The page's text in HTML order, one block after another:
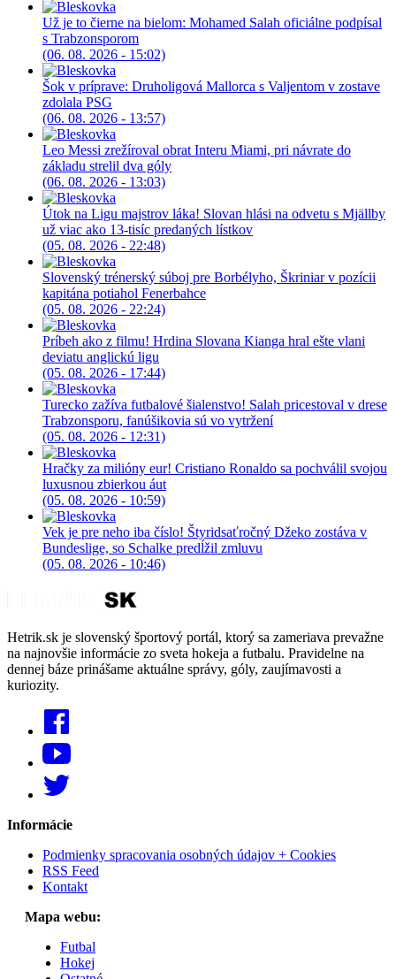
Už je to čierne na bielom: Mohamed Salah oficiálne podpísal
s Trabzonsporom
(06. 08. 2026 - 15:02)
Šok v príprave: Druholigová Mallorca s Valjentom v zostave
zdolala PSG
(06. 08. 2026 - 13:57)
Leo Messi zrežíroval obrat Interu Miami, pri návrate do
základu strelil dva góly
(06. 08. 2026 - 13:03)
Útok na Ligu majstrov láka! Slovan hlási na odvetu s Mjällby
už viac ako 13-tisíc predaných lístkov
(05. 08. 2026 - 22:48)
Slovenský trénerský súboj pre Borbélyho, Škriniar v pozícii
kapitána potiahol Fenerbahce
(05. 08. 2026 - 22:24)
Príbeh ako z filmu! Hrdina Slovana Kianga hral ešte vlani
deviatu anglickú ligu
(05. 08. 2026 - 17:44)
Turecko zažíva futbalové šialenstvo! Salah pricestoval v drese
Trabzonsporu, fanúšikovia sú vo vytržení
(05. 08. 2026 - 12:31)
Hračky za milióny eur! Cristiano Ronaldo sa pochválil svojou
luxusnou zbierkou áut
(05. 08. 2026 - 10:59)
Vek je pre neho iba číslo! Štyridsaťročný Džeko zostáva v
Bundeslige, so Schalke predĺžil zmluvu
(05. 08. 2026 - 10:46)
Hetrik.sk je slovenský športový portál, ktorý sa zameriava prevažne
na najnovšie informácie zo sveta hokeja a futbalu. Pravidelne na
dennej báze prinášame aktuálne správy, góly, zaujímavosti a
kuriozity.
Informácie
Podmienky spracovania osobných údajov + Cookies
RSS Feed
Kontakt
Mapa webu:
Futbal
Hokej